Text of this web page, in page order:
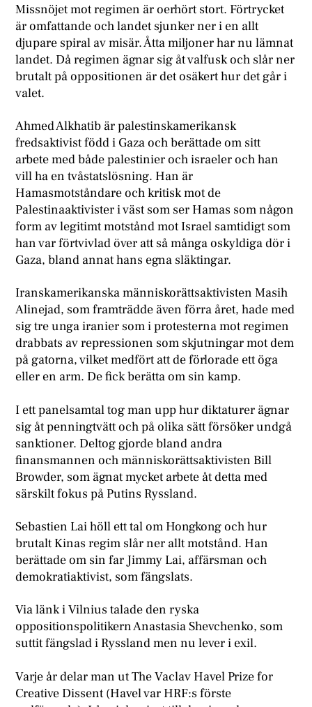
Missnöjet mot regimen är oerhört stort. Förtrycket
är omfattande och landet sjunker ner i en allt
djupare spiral av misär. Åtta miljoner har nu lämnat
landet. Då regimen ägnar sig åt valfusk och slår ner
brutalt på oppositionen är det osäkert hur det går i
valet.
Ahmed Alkhatib är palestinskamerikansk
fredsaktivist född i Gaza och berättade om sitt
arbete med både palestinier och israeler och han
vill ha en tvåstatslösning. Han är
Hamasmotståndare och kritisk mot de
Palestinaaktivister i väst som ser Hamas som någon
form av legitimt motstånd mot Israel samtidigt som
han var förtvivlad över att så många oskyldiga dör i
Gaza, bland annat hans egna släktingar.
Iranskamerikanska människorättsaktivisten Masih
Alinejad, som framträdde även förra året, hade med
sig tre unga iranier som i protesterna mot regimen
drabbats av repressionen som skjutningar mot dem
på gatorna, vilket medfört att de förlorade ett öga
eller en arm. De fick berätta om sin kamp.
I ett panelsamtal tog man upp hur diktaturer ägnar
sig åt penningtvätt och på olika sätt försöker undgå
sanktioner. Deltog gjorde bland andra
finansmannen och människorättsaktivisten Bill
Browder, som ägnat mycket arbete åt detta med
särskilt fokus på Putins Ryssland.
Sebastien Lai höll ett tal om Hongkong och hur
brutalt Kinas regim slår ner allt motstånd. Han
berättade om sin far Jimmy Lai, affärsman och
demokratiaktivist, som fängslats.
Via länk i Vilnius talade den ryska
oppositionspolitikern Anastasia Shevchenko, som
suttit fängslad i Ryssland men nu lever i exil.
Varje år delar man ut The Vaclav Havel Prize for
Creative Dissent (Havel var HRF:s förste